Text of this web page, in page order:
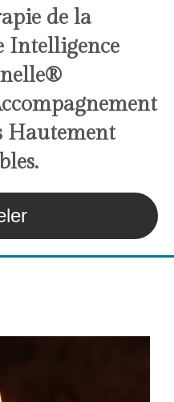
de la
Intelligence
®
Hautement
.